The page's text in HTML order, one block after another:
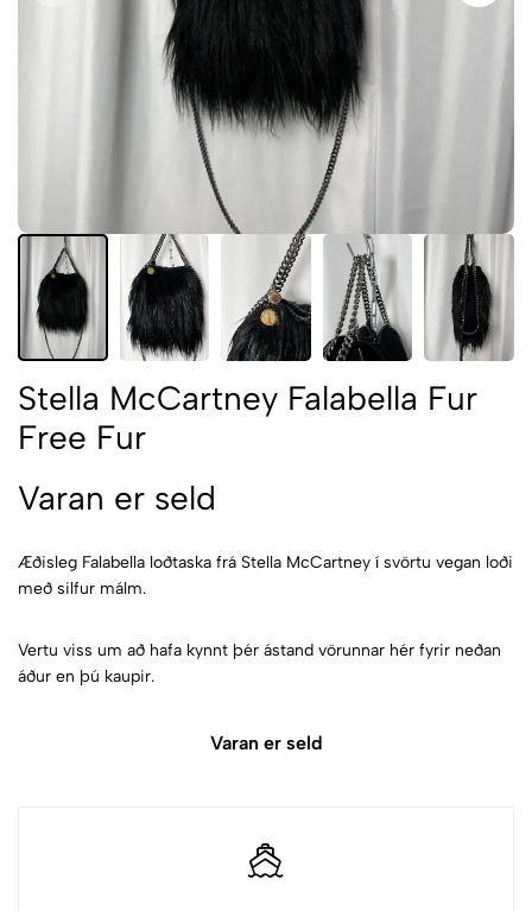
Stella McCartney Falabella Fur
Free Fur
Varan er seld
Æðisleg Falabella loðtaska frá Stella McCartney í svörtu vegan loði
með silfur málm.
Vertu viss um að hafa kynnt þér ástand vörunnar hér fyrir neðan
áður en þú kaupir.
Varan er seld